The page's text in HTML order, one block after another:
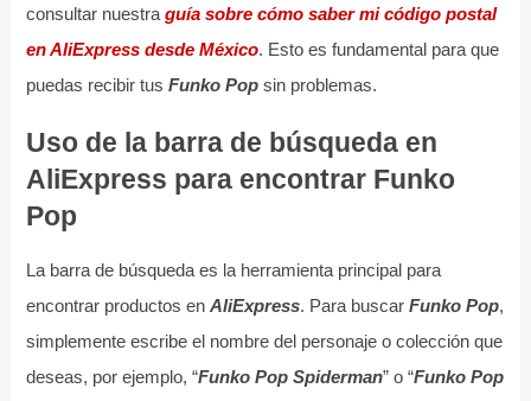
consultar nuestra guía sobre cómo saber mi código postal
en AliExpress desde México. Esto es fundamental para que
puedas recibir tus Funko Popsin problemas.
Uso de la barra de búsqueda en
AliExpress para encontrar Funko
Pop
La barra de búsqueda es la herramienta principal para
encontrar productos en AliExpress. Para buscar Funko Pop,
simplemente escribe el nombre del personaje o colección que
deseas, por ejemplo, “Funko Pop Spiderman” o “Funko Pop